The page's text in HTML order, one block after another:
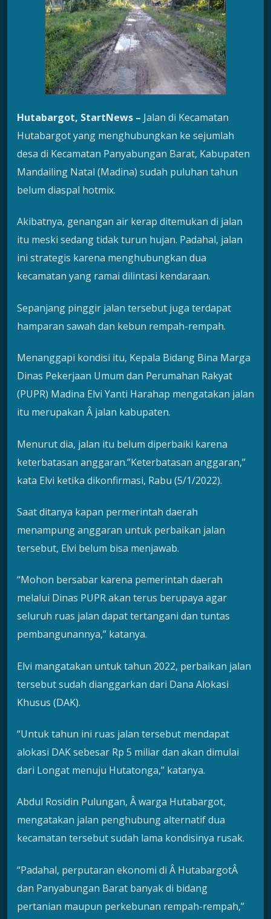
Hutabargot, StartNews – Jalan di Kecamatan
Hutabargot yang menghubungkan ke sejumlah
desa di Kecamatan Panyabungan Barat, Kabupaten
Mandailing Natal (Madina) sudah puluhan tahun
belum diaspal hotmix.
Akibatnya, genangan air kerap ditemukan di jalan
itu meski sedang tidak turun hujan. Padahal, jalan
ini strategis karena menghubungkan dua
kecamatan yang ramai dilintasi kendaraan.
Sepanjang pinggir jalan tersebut juga terdapat
hamparan sawah dan kebun rempah-rempah.
Menanggapi kondisi itu, Kepala Bidang Bina Marga
Dinas Pekerjaan Umum dan Perumahan Rakyat
(PUPR) Madina Elvi Yanti Harahap mengatakan jalan
itu merupakan Â jalan kabupaten.
Menurut dia, jalan itu belum diperbaiki karena
keterbatasan anggaran.”Keterbatasan anggaran,”
kata Elvi ketika dikonfirmasi, Rabu (5/1/2022).
Saat ditanya kapan permerintah daerah
menampung anggaran untuk perbaikan jalan
tersebut, Elvi belum bisa menjawab.
“Mohon bersabar karena pemerintah daerah
melalui Dinas PUPR akan terus berupaya agar
seluruh ruas jalan dapat tertangani dan tuntas
pembangunannya,” katanya.
Elvi mangatakan untuk tahun 2022, perbaikan jalan
tersebut sudah dianggarkan dari Dana Alokasi
Khusus (DAK).
“Untuk tahun ini ruas jalan tersebut mendapat
alokasi DAK sebesar Rp 5 miliar dan akan dimulai
dari Longat menuju Hutatonga,” katanya.
Abdul Rosidin Pulungan, Â warga Hutabargot,
mengatakan jalan penghubung alternatif dua
kecamatan tersebut sudah lama kondisinya rusak.
“Padahal, perputaran ekonomi di Â HutabargotÂ
dan Panyabungan Barat banyak di bidang
pertanian maupun perkebunan rempah-rempah,”